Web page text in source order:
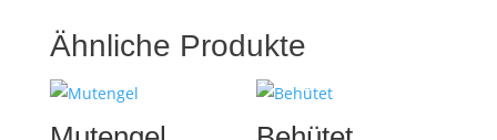
Ähnliche Produkte